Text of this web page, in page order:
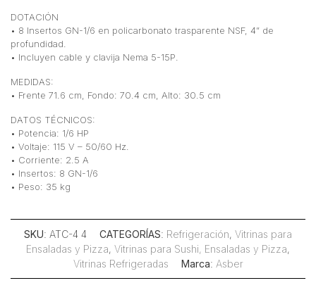
DOTACIÓN
• 8 Insertos GN-1/6 en policarbonato trasparente NSF, 4” de
profundidad.
• Incluyen cable y clavija Nema 5-15P.
MEDIDAS:
• Frente 71.6 cm, Fondo: 70.4 cm, Alto: 30.5 cm
DATOS TÉCNICOS:
• Potencia: 1/6 HP
• Voltaje: 115 V – 50/60 Hz.
• Corriente: 2.5 A
• Insertos: 8 GN-1/6
• Peso: 35 kg
SKU: ATC-4 4 CATEGORÍAS: Refrigeración, Vitrinas para
Ensaladas y Pizza, Vitrinas para Sushi, Ensaladas y Pizza,
Vitrinas Refrigeradas
Marca: Asber